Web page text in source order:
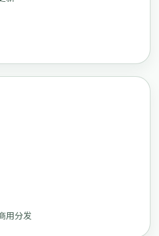
用分发